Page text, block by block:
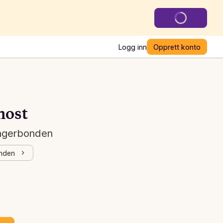
Logg inn Opprett konto